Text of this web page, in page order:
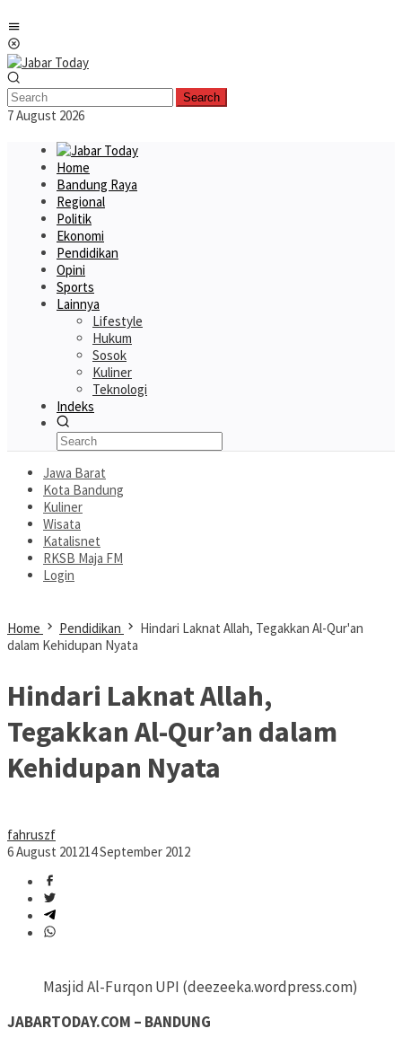
to
content
Search
7 August 2026
Home
Bandung Raya
Regional
Politik
Ekonomi
Pendidikan
Opini
Sports
Lainnya
Lifestyle
Hukum
Sosok
Kuliner
Teknologi
Indeks
Jawa Barat
Kota Bandung
Kuliner
Wisata
Katalisnet
RKSB Maja FM
Login
Home Pendidikan
Hindari Laknat Allah, Tegakkan Al-Qur'an
dalam Kehidupan Nyata
Hindari Laknat Allah,
Tegakkan Al-Qur’an dalam
Kehidupan Nyata
fahruszf
6 August 201214 September 2012
Masjid Al-Furqon UPI (deezeeka.wordpress.com)
JABARTODAY.COM – BANDUNG